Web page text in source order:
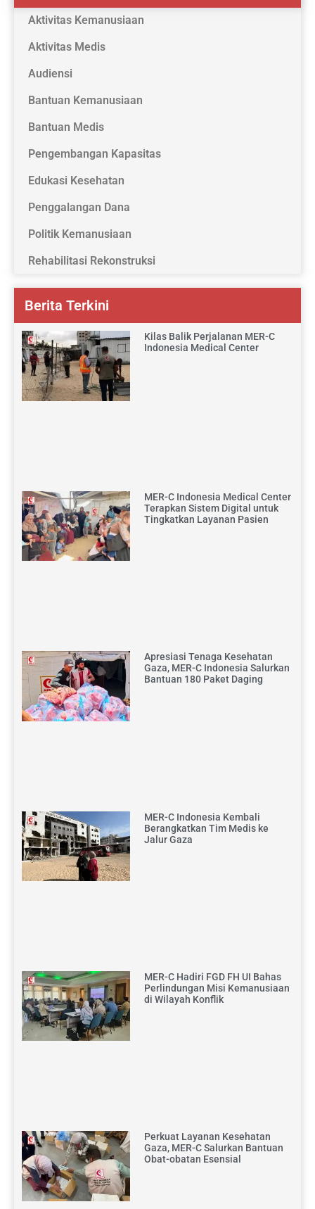
Aktivitas Kemanusiaan
Aktivitas Medis
Audiensi
Bantuan Kemanusiaan
Bantuan Medis
Pengembangan Kapasitas
Edukasi Kesehatan
Penggalangan Dana
Politik Kemanusiaan
Rehabilitasi Rekonstruksi
Berita Terkini
Kilas Balik Perjalanan MER-C
Indonesia Medical Center
MER-C Indonesia Medical Center
Terapkan Sistem Digital untuk
Tingkatkan Layanan Pasien
Apresiasi Tenaga Kesehatan
Gaza, MER-C Indonesia Salurkan
Bantuan 180 Paket Daging
MER-C Indonesia Kembali
Berangkatkan Tim Medis ke
Jalur Gaza
MER-C Hadiri FGD FH UI Bahas
Perlindungan Misi Kemanusiaan
di Wilayah Konflik
Perkuat Layanan Kesehatan
Gaza, MER-C Salurkan Bantuan
Obat-obatan Esensial